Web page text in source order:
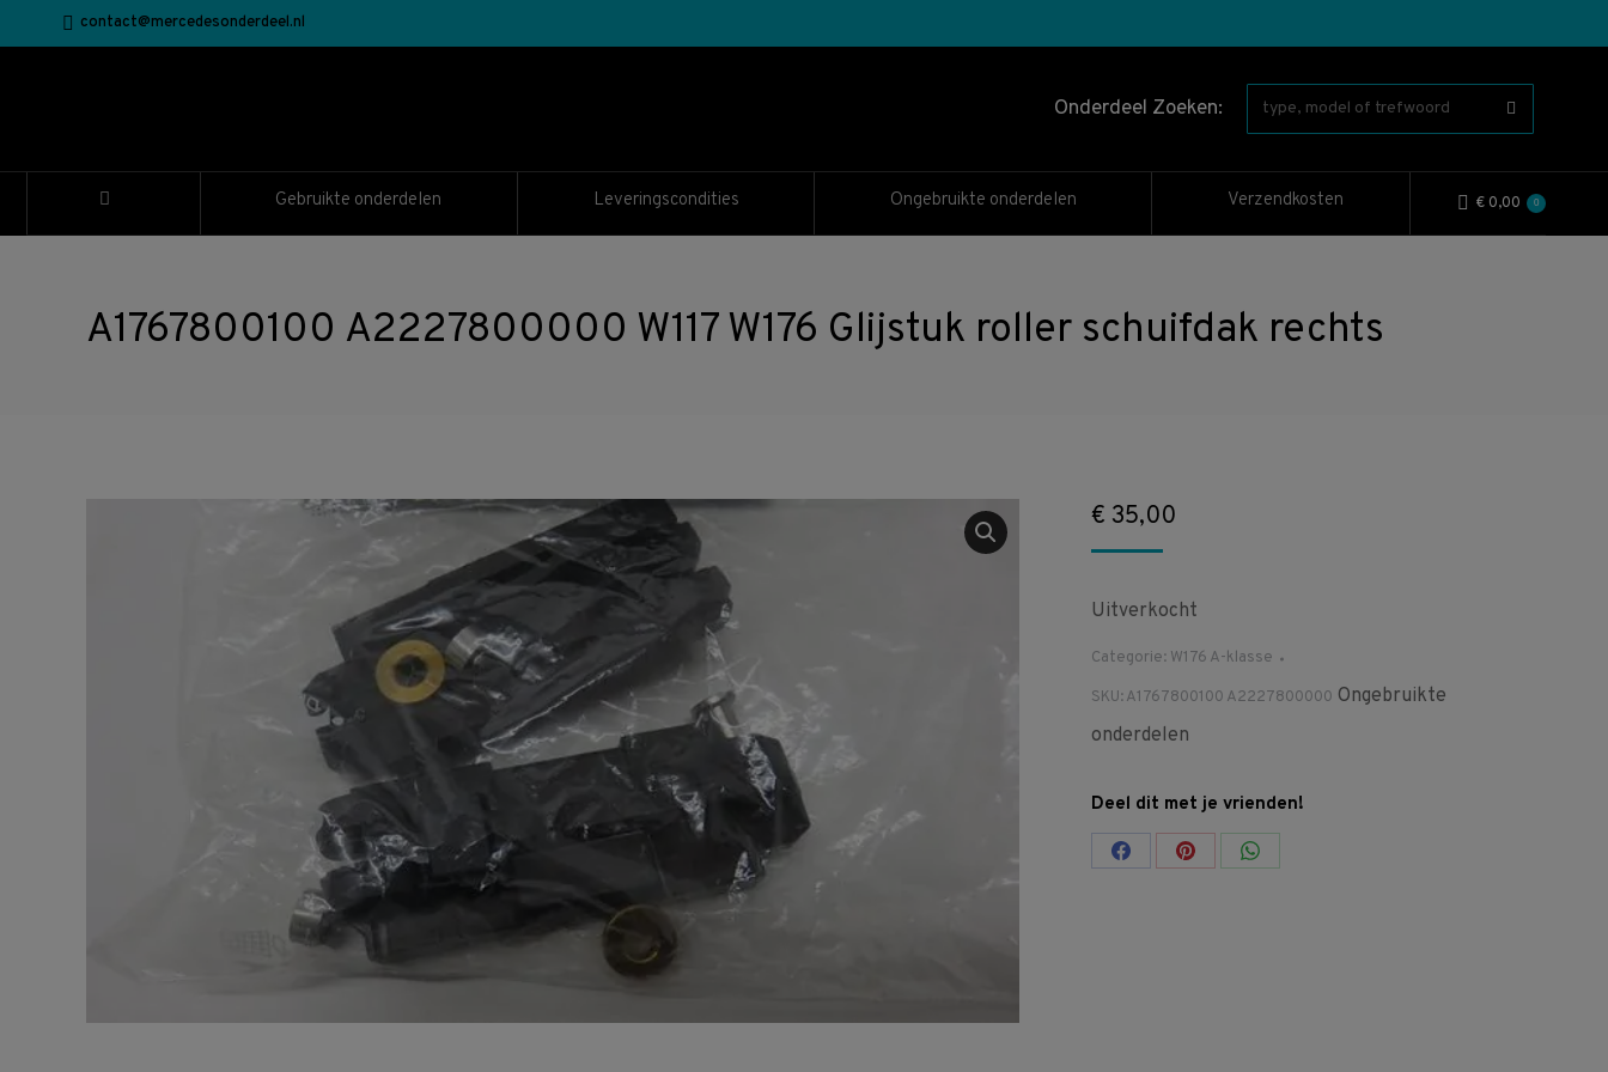
contact@mercedesonderdeel.nl
Onderdeel Zoeken:
Gebruikte onderdelen Leveringscondities Ongebruikte onderdelen Verzendkosten € 0,00 0
A1767800100 A2227800000 W117 W176 Glijstuk roller schuifdak rechts
€ 35,00
Uitverkocht
Categorie: W176 A-klasse
SKU:A1767800100 A2227800000 Ongebruikte
onderdelen
Deel dit met je vrienden!
Share Share Share